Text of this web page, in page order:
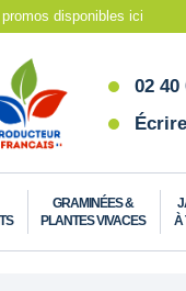
disponibles ici
02 40
GRAMINÉES &
PLANTES VIVACES
À